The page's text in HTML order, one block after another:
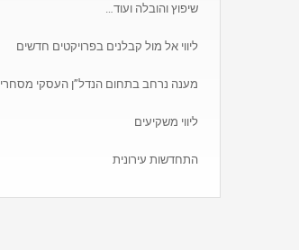
שיפוץ והובלה ועוד…
ליווי אל מול קבלנים בפרויקטים חדשים
מענה נרחב בתחום הנדל”ן העסקי מסחרי
ליווי משקיעים
התחדשות עירונית